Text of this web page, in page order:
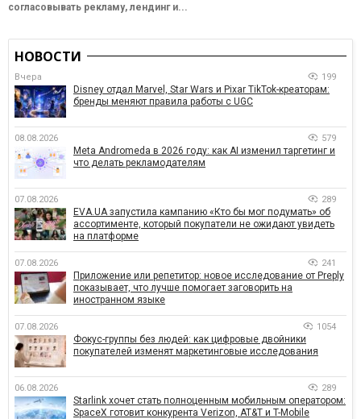
согласовывать рекламу, лендинг и...
НОВОСТИ
Вчера 199
Disney отдал Marvel, Star Wars и Pixar TikTok-креаторам:
бренды меняют правила работы с UGC
08.08.2026 579
Meta Andromeda в 2026 году: как AI изменил таргетинг и
что делать рекламодателям
07.08.2026 289
EVA.UA запустила кампанию «Кто бы мог подумать» об
ассортименте, который покупатели не ожидают увидеть
на платформе
07.08.2026 241
Приложение или репетитор: новое исследование от Preply
показывает, что лучше помогает заговорить на
иностранном языке
07.08.2026 1054
Фокус-группы без людей: как цифровые двойники
покупателей изменят маркетинговые исследования
06.08.2026 289
Starlink хочет стать полноценным мобильным оператором:
SpaceX готовит конкурента Verizon, AT&T и T-Mobile